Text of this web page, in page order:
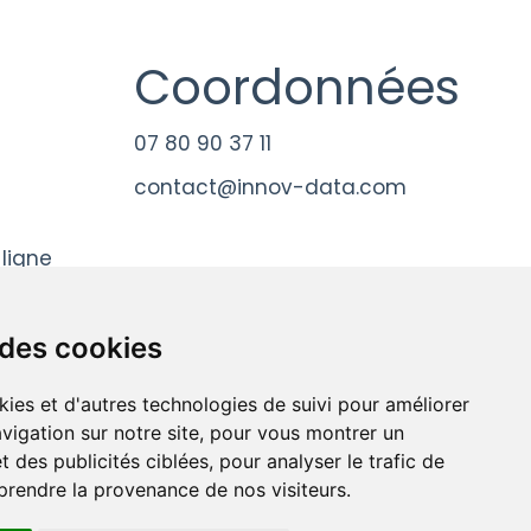
cookies
et d'autres technologies de suivi pour améliorer
sur notre site, pour vous montrer un
des publicités ciblées, pour analyser le trafic de
la provenance de nos visiteurs.
Coordonnées
07 80 90 37 11
contact@innov-data.com